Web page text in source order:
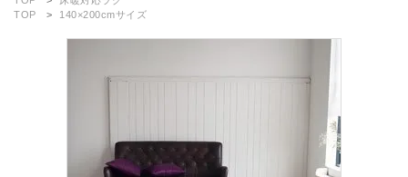
カテゴリーから探す
TOP
140×200cmサイズ